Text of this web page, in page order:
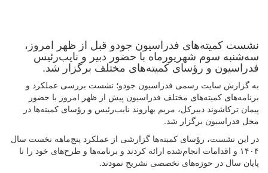
نشست کمیته‌های فدراسیون جودو قبل از ظهر امروز،
سه‌شنبه سوم شهریورماه با حضور دبیر و نایب‌رئیس
فدراسیون و رؤسای کمیته‌های مختلف برگزار شد.
به گزارش سایت رسمی فدراسیون جودو؛ نشست بررسی عملکرد و
برنامه‌های کمیته‌های مختلف فدراسیون پیش از ظهر امروز با حضور
پیمان ترکاشوند دبیرکل، مریم بهاروند نایب‌رئیس و رؤسای کمیته‌ها در
محل فدراسیون برگزار شد.
در این نشست، رؤسای کمیته‌ها گزارشی از عملکرد پنج‌ماهه نخست سال
۱۴۰۴ و اقدامات انجام‌شده ارائه کردند و برنامه‌ها و طرح‌های خود را تا
پایان سال در حوزه‌های تخصصی تشریح نمودند.